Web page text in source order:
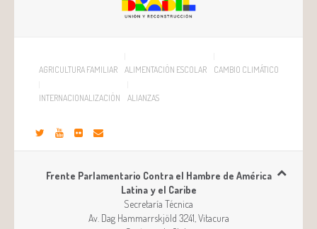
AGRICULTURA FAMILIAR ALIMENTACIÓN ESCOLAR CAMBIO CLIMÁTICO
INTERNACIONALIZACIÓN ALIANZAS
Frente Parlamentario Contra el Hambre de América
Latina y el Caribe
Secretaría Técnica
Av. Dag Hammarrskjöld 3241, Vitacura